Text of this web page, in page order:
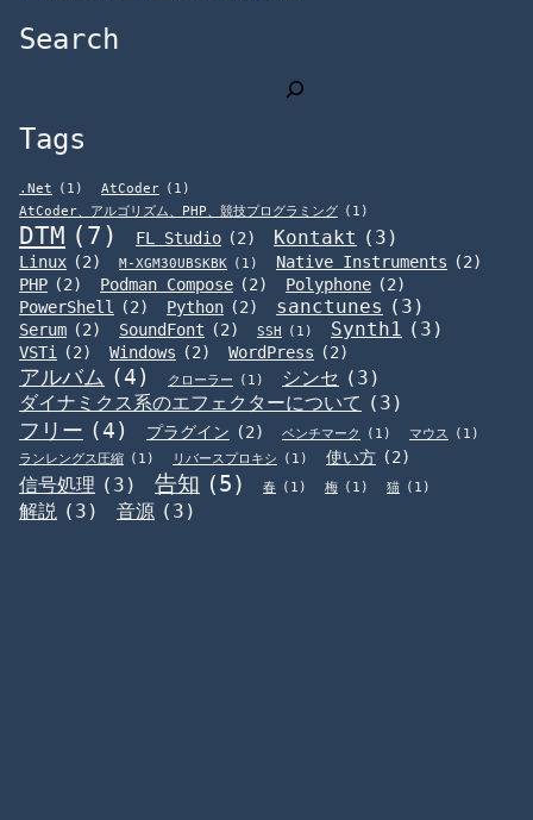
Search
Tags
.Net (1) AtCoder (1)
AtCoder、アルゴリズム、PHP、競技プログラミング (1)
DTM (7) FL Studio (2) Kontakt (3)
Linux (2) M-XGM30UBSKBK (1) Native Instruments (2)
PHP (2) Podman Compose (2) Polyphone (2)
PowerShell (2) Python (2) sanctunes (3)
Serum (2) SoundFont (2) SSH (1) Synth1 (3)
VSTi (2) Windows (2) WordPress (2)
アルバム (4) クローラー (1) シンセ (3)
ダイナミクス系のエフェクターについて (3)
フリー (4) プラグイン (2) ベンチマーク (1) マウス
(1)
ランレングス圧縮 (1) リバースプロキシ (1) 使い方 (2)
信号処理 (3) 告知 (5) 春 (1) 梅 (1) 猫 (1)
解説 (3) 音源 (3)